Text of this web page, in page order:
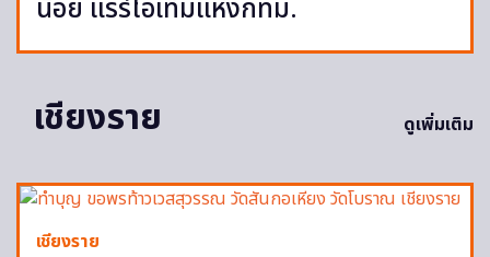
น้อย แรร์ไอเท็มแห่งกทม.
เชียงราย ดูเพิ่มเติม
เชียงราย